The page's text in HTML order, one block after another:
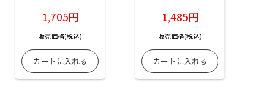
1,705円
販売価格(税込)
1,485円
販売価格(税込)